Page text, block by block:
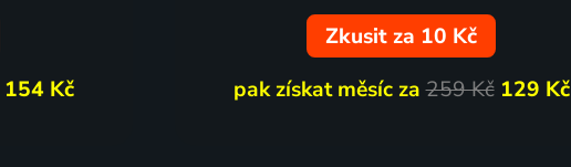
154 Kč
Zkusit za 10 Kč
pak získat měsíc za259 Kč 129 Kč